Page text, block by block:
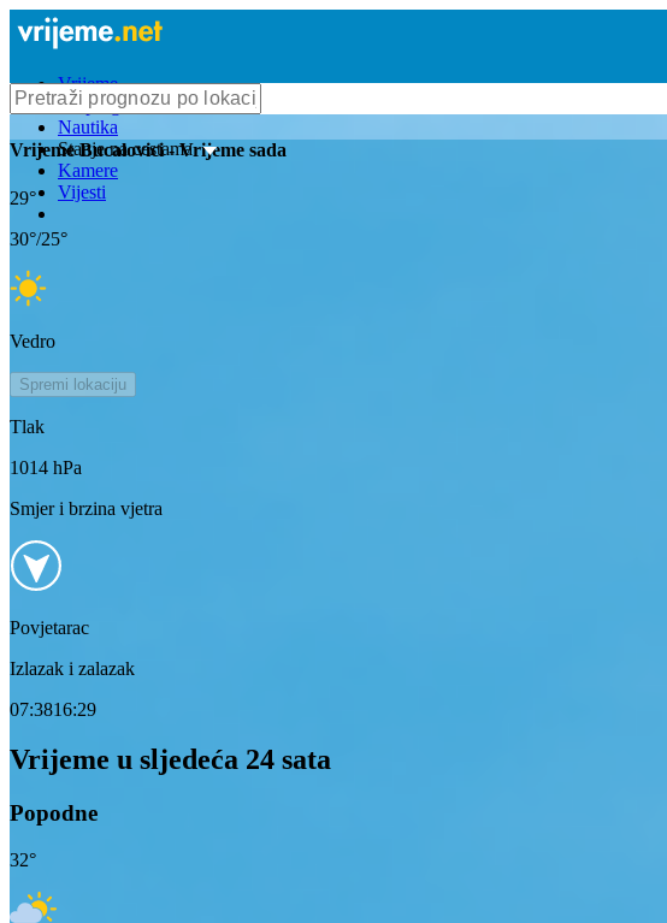
Vrijeme
Bioprognoza
Nautika
Stanje na cestama
Kamere
Vijesti
VrijemeBucalovici- Vrijeme sada
29°
30°/25°
Vedro
Spremi lokaciju
Tlak
1014 hPa
Smjer i brzina vjetra
Povjetarac
Izlazak i zalazak
07:3816:29
Vrijeme u sljedeća 24 sata
Popodne
32°